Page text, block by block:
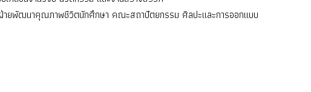
ายพัฒนาคุณภาพชีวิตนักศึกษา คณะสถาปัตยกรรม ศิลปะและการออกแบบ